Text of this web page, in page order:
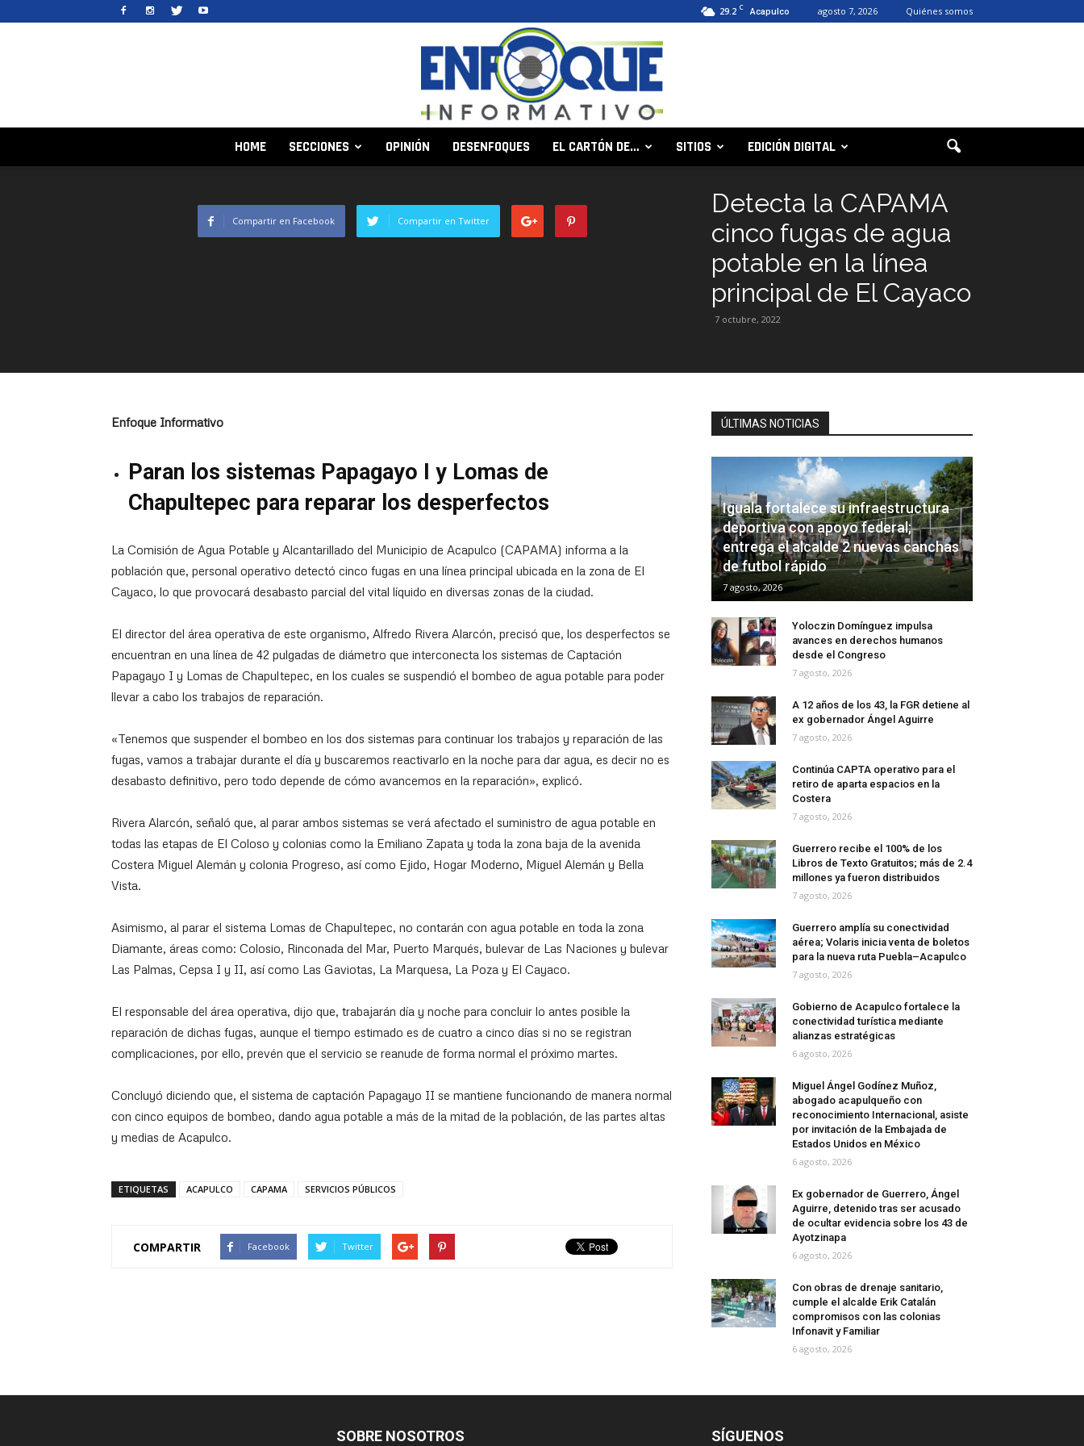
29.2 C Acapulco agosto 7, 2026 Quiénes somos
HOME SECCIONES OPINIÓN DESENFOQUES EL CARTÓN DE… SITIOS EDICIÓN DIGITAL
Detecta la CAPAMA
cinco fugas de agua
potable en la línea
principal de El Cayaco
7 octubre, 2022
Compartir en Facebook Compartir en Twitter
Enfoque Informativo
Paran los sistemas Papagayo I y Lomas de
Chapultepec para reparar los desperfectos
La Comisión de Agua Potable y Alcantarillado del Municipio de Acapulco (CAPAMA) informa a la
población que, personal operativo detectó cinco fugas en una línea principal ubicada en la zona de El
Cayaco, lo que provocará desabasto parcial del vital líquido en diversas zonas de la ciudad.
El director del área operativa de este organismo, Alfredo Rivera Alarcón, precisó que, los desperfectos se
encuentran en una línea de 42 pulgadas de diámetro que interconecta los sistemas de Captación
Papagayo I y Lomas de Chapultepec, en los cuales se suspendió el bombeo de agua potable para poder
llevar a cabo los trabajos de reparación.
«Tenemos que suspender el bombeo en los dos sistemas para continuar los trabajos y reparación de las
fugas, vamos a trabajar durante el día y buscaremos reactivarlo en la noche para dar agua, es decir no es
desabasto definitivo, pero todo depende de cómo avancemos en la reparación», explicó.
Rivera Alarcón, señaló que, al parar ambos sistemas se verá afectado el suministro de agua potable en
todas las etapas de El Coloso y colonias como la Emiliano Zapata y toda la zona baja de la avenida
Costera Miguel Alemán y colonia Progreso, así como Ejido, Hogar Moderno, Miguel Alemán y Bella
Vista.
Asimismo, al parar el sistema Lomas de Chapultepec, no contarán con agua potable en toda la zona
Diamante, áreas como: Colosio, Rinconada del Mar, Puerto Marqués, bulevar de Las Naciones y bulevar
Las Palmas, Cepsa I y II, así como Las Gaviotas, La Marquesa, La Poza y El Cayaco.
El responsable del área operativa, dijo que, trabajarán día y noche para concluir lo antes posible la
reparación de dichas fugas, aunque el tiempo estimado es de cuatro a cinco días si no se registran
complicaciones, por ello, prevén que el servicio se reanude de forma normal el próximo martes.
Concluyó diciendo que, el sistema de captación Papagayo II se mantiene funcionando de manera normal
con cinco equipos de bombeo, dando agua potable a más de la mitad de la población, de las partes altas
y medias de Acapulco.
ETIQUETAS ACAPULCO CAPAMA SERVICIOS PÚBLICOS
COMPARTIR Facebook Twitter
ÚLTIMAS NOTICIAS
Iguala fortalece su infraestructura
deportiva con apoyo federal;
entrega el alcalde 2 nuevas canchas
de futbol rápido
7 agosto, 2026
Yoloczin Domínguez impulsa
avances en derechos humanos
desde el Congreso
7 agosto, 2026
A 12 años de los 43, la FGR detiene al
ex gobernador Ángel Aguirre
7 agosto, 2026
Continúa CAPTA operativo para el
retiro de aparta espacios en la
Costera
7 agosto, 2026
Guerrero recibe el 100% de los
Libros de Texto Gratuitos; más de 2.4
millones ya fueron distribuidos
7 agosto, 2026
Guerrero amplía su conectividad
aérea; Volaris inicia venta de boletos
para la nueva ruta Puebla–Acapulco
7 agosto, 2026
Gobierno de Acapulco fortalece la
conectividad turística mediante
alianzas estratégicas
6 agosto, 2026
Miguel Ángel Godínez Muñoz,
abogado acapulqueño con
reconocimiento Internacional, asiste
por invitación de la Embajada de
Estados Unidos en México
6 agosto, 2026
Ex gobernador de Guerrero, Ángel
Aguirre, detenido tras ser acusado
de ocultar evidencia sobre los 43 de
Ayotzinapa
6 agosto, 2026
Con obras de drenaje sanitario,
cumple el alcalde Erik Catalán
compromisos con las colonias
Infonavit y Familiar
6 agosto, 2026
SOBRE NOSOTROS SÍGUENOS